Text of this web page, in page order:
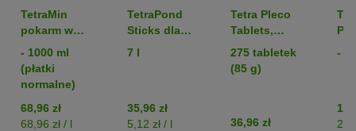
TetraMin
pokarm w
płatkach
- 1000 ml
(płatki
normalne)
68,96 zł
68,96 zł / l
TetraPond
Sticks dla
rybek
7 l
35,96 zł
5,12 zł / l
Tetra Pleco
Tablets,
pokarm w
tabletkach dla
rybek
275 tabletek
(85 g)
36,96 zł
-